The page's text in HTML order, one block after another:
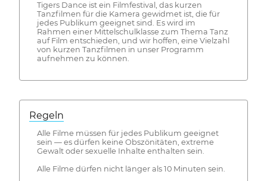
Tigers Dance ist ein Filmfestival, das kurzen
Tanzfilmen für die Kamera gewidmet ist, die für
jedes Publikum geeignet sind. Es wird im
Rahmen einer Mittelschulklasse zum Thema Tanz
auf Film entschieden, und wir hoffen, eine Vielzahl
von kurzen Tanzfilmen in unser Programm
aufnehmen zu können.
Regeln
Alle Filme müssen für jedes Publikum geeignet
sein — es dürfen keine Obszönitäten, extreme
Gewalt oder sexuelle Inhalte enthalten sein.
Alle Filme dürfen nicht länger als 10 Minuten sein.